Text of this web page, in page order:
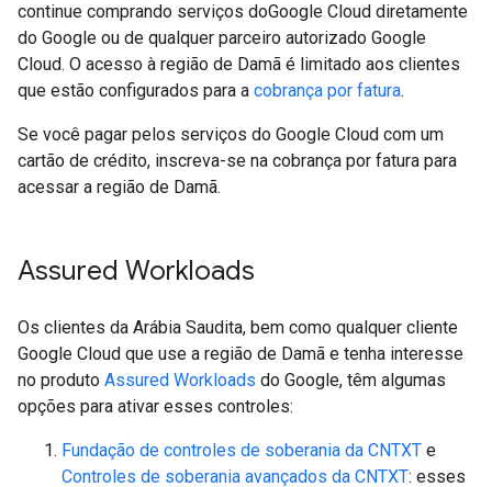
continue comprando serviços doGoogle Cloud diretamente
do Google ou de qualquer parceiro autorizado Google
Cloud. O acesso à região de Damã é limitado aos clientes
que estão configurados para a cobrança por fatura.
Se você pagar pelos serviços do Google Cloud com um
cartão de crédito, inscreva-se na cobrança por fatura para
acessar a região de Damã.
Assured Workloads
Os clientes da Arábia Saudita, bem como qualquer cliente
Google Cloud que use a região de Damã e tenha interesse
no produto Assured Workloads do Google, têm algumas
opções para ativar esses controles:
Fundação de controles de soberania da CNTXT e
Controles de soberania avançados da CNTXT: esses